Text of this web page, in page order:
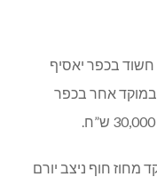
בכפר יאסיף
במוקד אחר בכפר
מחוז חוף ניצב יורם